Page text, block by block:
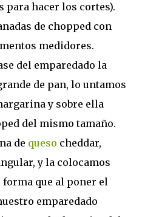
para hacer los cortes).
de chopped con
medidores.
del emparedado la
de pan, lo untamos
y sobre ella
del mismo tamaño.
de queso cheddar,
y la colocamos
forma que al poner el
emparedado